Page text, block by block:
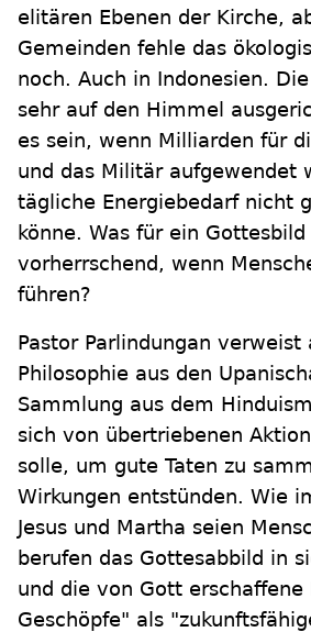
elitären Ebenen der Kirche,
Gemeinden fehle das
noch. Auch in Indonesien.
sehr auf den Himmel
es sein, wenn Milliarden für
und das Militär aufgewendet
tägliche Energiebedarf nicht
könne. Was für ein
vorherrschend, wenn
führen?
Pastor Parlindungan verweist
Philosophie aus den
Sammlung aus dem
sich von übertriebenen
solle, um gute Taten zu
Wirkungen entstünden. Wie
Jesus und Martha seien
berufen das Gottesabbild in
und die von Gott erschaffene
Geschöpfe" als